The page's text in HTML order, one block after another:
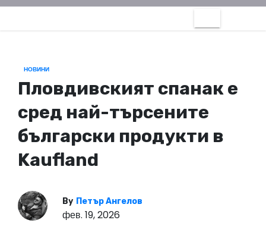
НОВИНИ
Пловдивският спанак е
сред най-търсените
български продукти в
Kaufland
By Петър Ангелов
фев. 19, 2026